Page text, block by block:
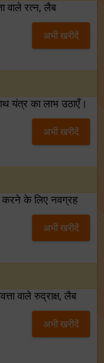
वाले रत्न, लैब
अभी खरीदें
यंत्र का लाभ उठाएँ।
अभी खरीदें
करने के लिए नवग्रह
अभी खरीदें
वाले रुद्राक्ष, लैब
अभी खरीदें